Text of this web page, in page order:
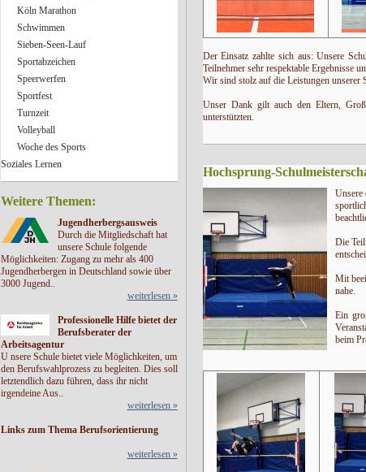
Köln Marathon
Schwimmen
Sieben-Seen-Lauf
Sportabzeichen
Speerwerfen
Sportfest
Turnzeit
Volleyball
Woche des Sports
Soziales Lernen
Weitere Themen:
Jugendherbergsausweis
Durch die Mitgliedschaft hat
unsere Schule folgende
Möglichkeiten: Zugang zu mehr als 400
Jugendherbergen in Deutschland sowie über
3000 Jugend..
weiterlesen »
Professionelle Hilfe bietet der
Berufsberater der
Arbeitsagentur
U nsere Schule bietet viele Möglichkeiten, um
den Berufswahlprozess zu begleiten. Dies soll
letztendlich dazu führen, dass ihr nicht
irgendeine Aus..
weiterlesen »
Links zum Thema Berufsorientierung
weiterlesen »
Der Einsatz zahlte sich aus: Unsere
Teilnehmer sehr respektable Ergebnisse
Wir sind stolz auf die Leistungen unserer
Unser Dank gilt auch den Eltern,
unterstützten.
Hochsprung-
Unsere
Die
Mit
nahe.
Ein
beim